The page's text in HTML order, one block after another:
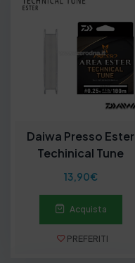
Daiwa Presso Ester
Techinical Tune
13,90€
Acquista
PREFERITI